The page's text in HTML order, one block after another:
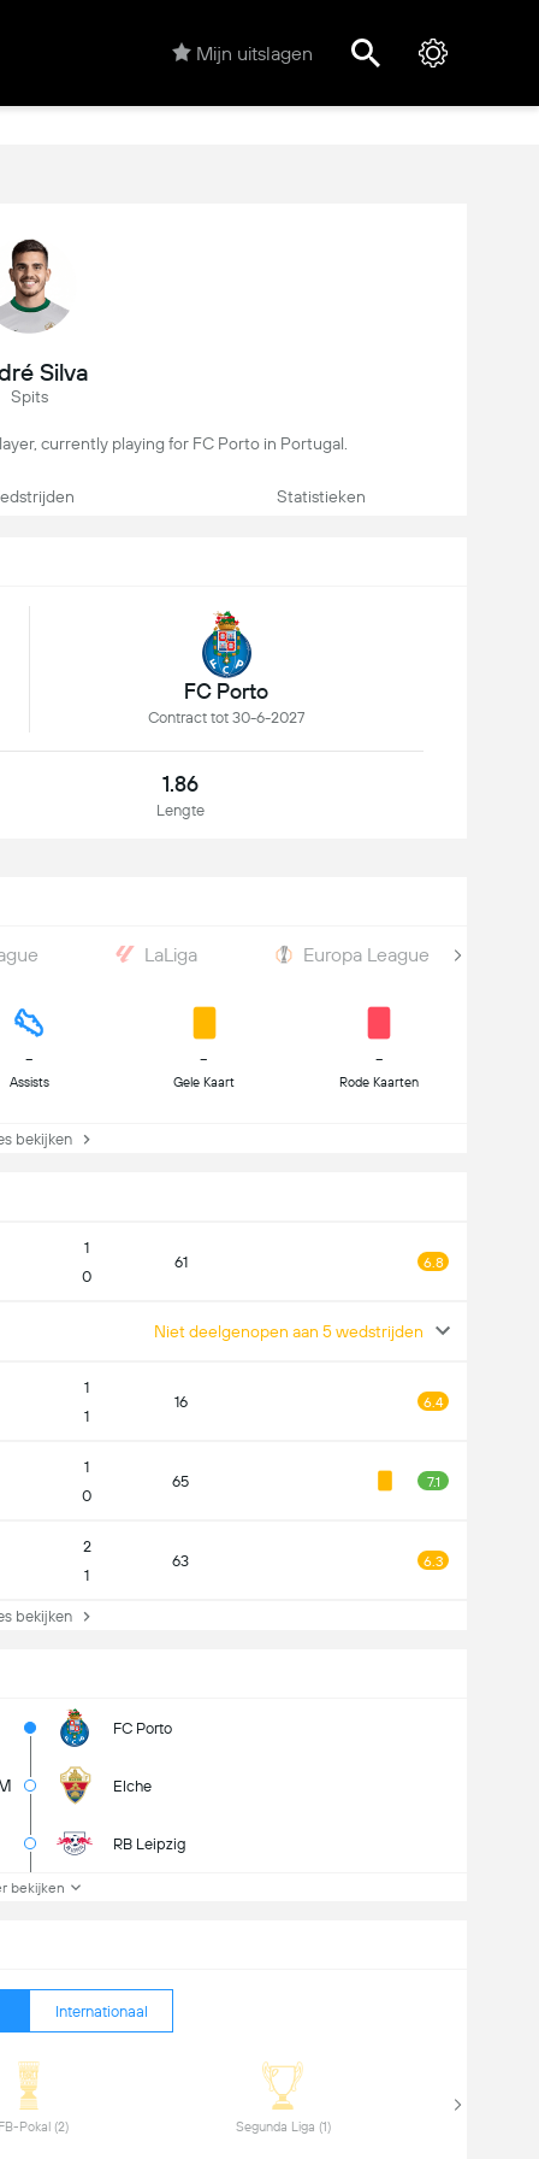
Mijn uitslagen
Silva
Spits
currently playing for FC Porto in Portugal.
Statistieken
FC Porto
Contract tot 30-6-2027
1.86
Lengte
LaLiga Europa League
-
Assists
-
Gele Kaart
-
Rode Kaarten
bekijken
1
0
61 6.8
Niet deelgenopen aan 5 wedstrijden
1
1
16 6.4
1
0
65 7.1
2
1
63 6.3
bekijken
FC Porto
Elche
RB Leipzig
bekijken
Internationaal
Segunda Liga (1)